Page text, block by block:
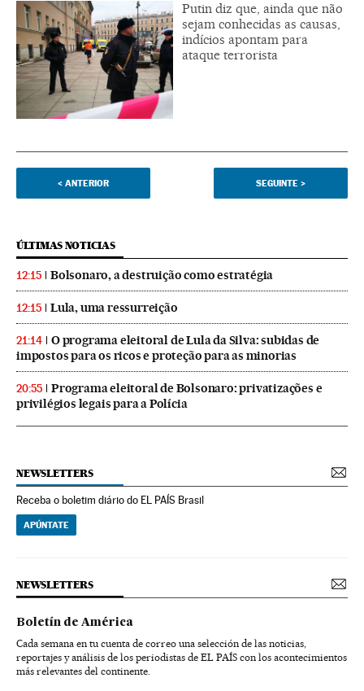
Putin diz que, ainda que não
sejam conhecidas as causas,
indícios apontam para
ataque terrorista
< ANTERIOR SEGUINTE >
ÚLTIMAS NOTICIAS
12:15 Bolsonaro, a destruição como estratégia
12:15 Lula, uma ressurreição
21:14
O programa eleitoral de Lula da Silva: subidas de
impostos para os ricos e proteção para as minorias
20:55
Programa eleitoral de Bolsonaro: privatizações e
privilégios legais para a Polícia
NEWSLETTERS
Receba o boletim diário do EL PAÍS Brasil
APÚNTATE
NEWSLETTERS
Boletín de América
Cada semana en tu cuenta de correo una selección de las noticias,
reportajes y análisis de los periodistas de EL PAÍS con los acontecimientos
más relevantes del continente.